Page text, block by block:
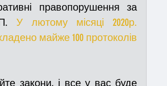
правопорушення за
У лютому місяці 2020р.
майже 100 протоколів